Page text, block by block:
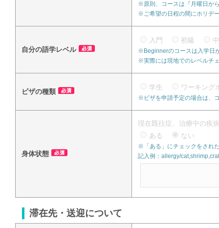
※原則、コースは『月曜日か
※ご希望の日程の間にホリデ
自分の語学レベル
入門 初級
※Beginnerのコースは入学日
※実際には現地でのレベルチ
ビザの種類
学生 ワーキン
※ビザを申請予定の場合は、
身体状態
現在既往症、治療中の疾
ある
ない
※「ある」にチェックをされ
記入例：allergy/
滞在先・送迎について